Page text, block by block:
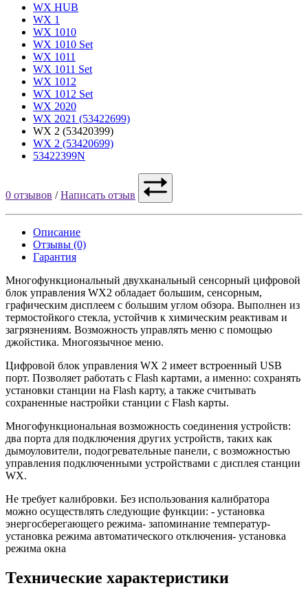
WX HUB
WX 1
WX 1010
WX 1010 Set
WX 1011
WX 1011 Set
WX 1012
WX 1012 Set
WX 2020
WX 2021 (53422699)
WX 2 (53420399)
WX 2 (53420699)
53422399N
0 отзывов /Написать отзыв
Описание
Отзывы (0)
Гарантия
Многофункциональный двухканальный сенсорный цифровой
блок управления WX2 обладает большим, сенсорным,
графическим дисплеем с большим углом обзора. Выполнен из
термостойкого стекла, устойчив к химическим реактивам и
загрязнениям. Возможность управлять меню с помощью
джойстика. Многоязычное меню.
Цифровой блок управления WX 2 имеет встроенный USB
порт. Позволяет работать с Flash картами, а именно: сохранять
установки станции на Flash карту, а также считывать
сохраненные настройки станции с Flash карты.
Многофункциональная возможность соединения устройств:
два порта для подключения других устройств, таких как
дымоуловители, подогревательные панели, с возможностью
управления подключенными устройствами с дисплея станции
WX.
Не требует калибровки. Без использования калибратора
можно осуществлять следующие функции: - установка
энергосберегающего режима- запоминание температур-
установка режима автоматического отключения- установка
режима окна
Технические характеристики